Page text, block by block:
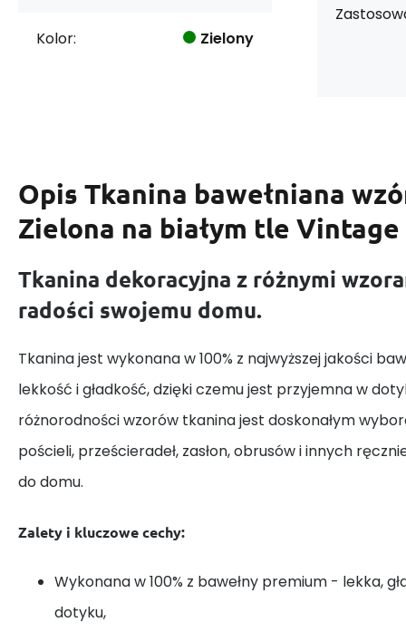
Kolor: Zielony
Opis Tkanina bawełniana
Zielona na białym tle Vintage
Tkanina dekoracyjna z różnymi
radości swojemu domu.
Tkanina jest wykonana w 100% z najwyższej jakości
lekkość i gładkość, dzięki czemu jest przyjemna w
różnorodności wzorów tkanina jest doskonałym
pościeli, prześcieradeł, zasłon, obrusów i innych
do domu.
Zalety i kluczowe cechy:
Wykonana w 100% z bawełny premium - lekka,
dotyku,